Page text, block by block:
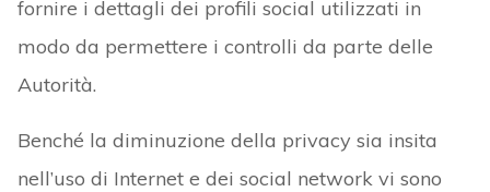
fornire i dettagli dei profili social utilizzati in
modo da permettere i controlli da parte delle
Autorità.
Benché la diminuzione della privacy sia insita
nell’uso di Internet e dei social network vi sono